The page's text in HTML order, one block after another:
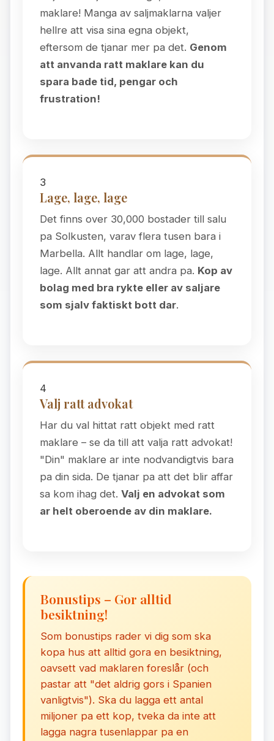
maklare! Manga av saljmaklarna valjer
hellre att visa sina egna objekt,
eftersom de tjanar mer pa det. Genom
att anvanda ratt maklare kan du
spara bade tid, pengar och
frustration!
3
Lage, lage, lage
Det finns over 30,000 bostader till salu
pa Solkusten, varav flera tusen bara i
Marbella. Allt handlar om lage, lage,
lage. Allt annat gar att andra pa. Kop av
bolag med bra rykte eller av saljare
som sjalv faktiskt bott dar.
4
Valj ratt advokat
Har du val hittat ratt objekt med ratt
maklare – se da till att valja ratt advokat!
"Din" maklare ar inte nodvandigtvis bara
pa din sida. De tjanar pa att det blir affar
sa kom ihag det. Valj en advokat som
ar helt oberoende av din maklare.
Bonustips – Gor alltid
besiktning!
Som bonustips rader vi dig som ska
kopa hus att alltid gora en besiktning,
oavsett vad maklaren foreslår (och
pastar att "det aldrig gors i Spanien
vanligtvis"). Ska du lagga ett antal
miljoner pa ett kop, tveka da inte att
lagga nagra tusenlappar pa en